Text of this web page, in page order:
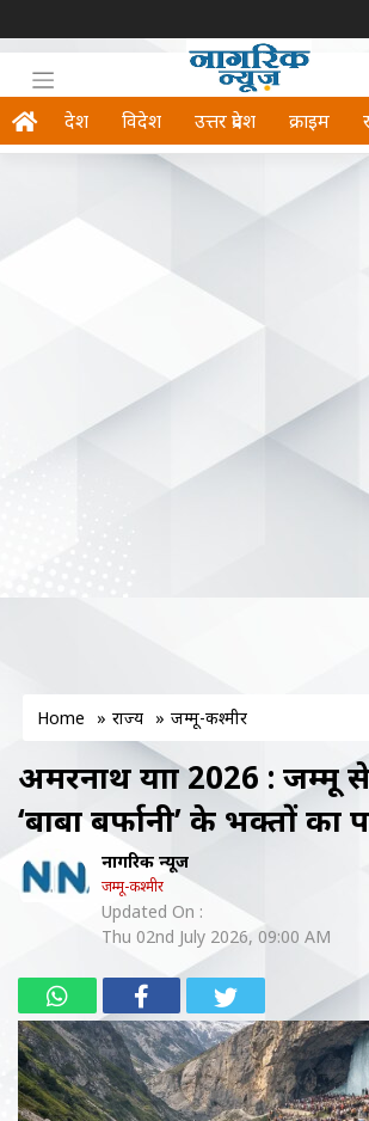
देश विदेश उत्तर प्रदेश क्राइम
Home » राज्य » जम्मू-कश्मीर
अमरनाथ यात्रा 2026 : जम्मू
‘बाबा बर्फानी’ के भक्तों का
नागरिक न्यूज
जम्मू-कश्मीर
Updated On :
Thu 02nd July 2026, 09:00 AM